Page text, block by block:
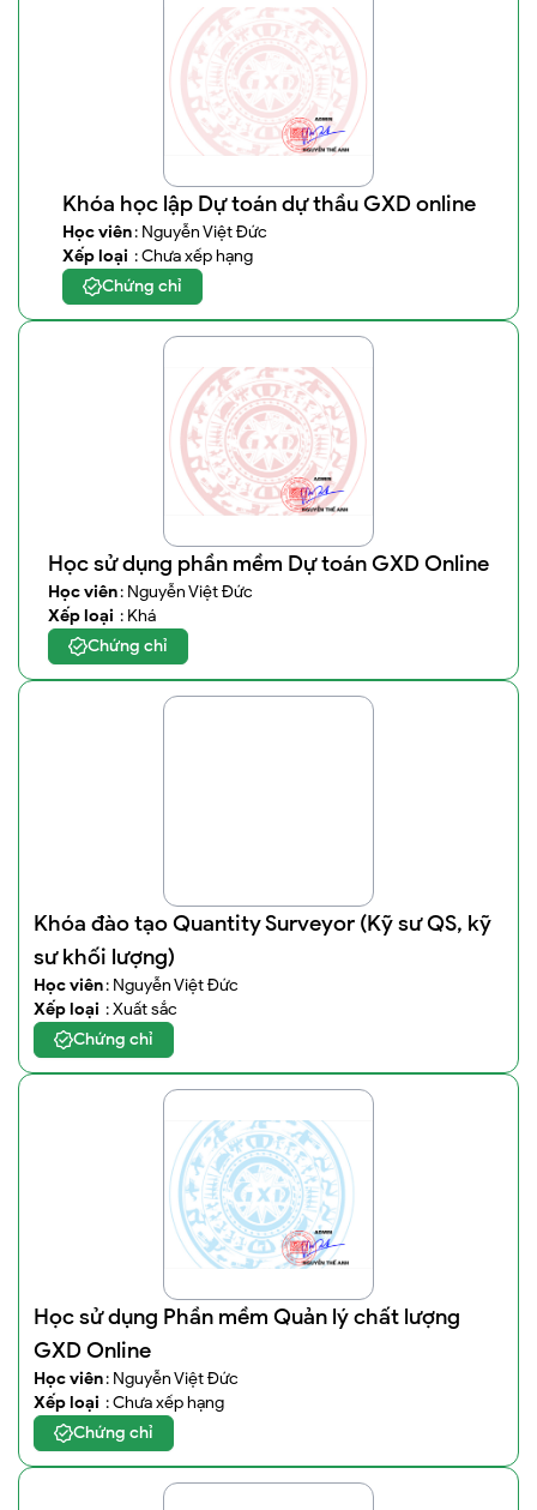
Khóa học lập Dự toán dự thầu GXD online
Học viên: Nguyễn Việt Đức
Xếp loại : Chưa xếp hạng
Chứng chỉ
Học sử dụng phần mềm Dự toán GXD Online
Học viên: Nguyễn Việt Đức
Xếp loại : Khá
Chứng chỉ
Khóa đào tạo Quantity Surveyor (Kỹ sư QS, kỹ
sư khối lượng)
Học viên: Nguyễn Việt Đức
Xếp loại : Xuất sắc
Chứng chỉ
Học sử dụng Phần mềm Quản lý chất lượng
GXD Online
Học viên: Nguyễn Việt Đức
Xếp loại : Chưa xếp hạng
Chứng chỉ